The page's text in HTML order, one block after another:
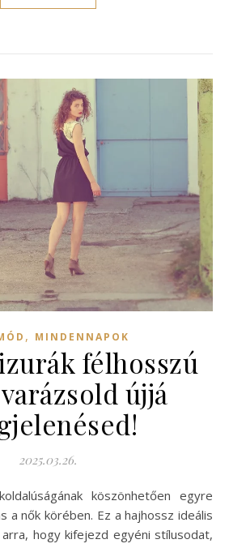
, MINDENNAPOK
félhosszú
újjá
2025.03.26.
a nők körében. Ez a hajhossz ideális
hogy kifejezd egyéni stílusodat,